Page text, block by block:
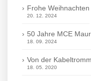
Frohe Weihnachten
20. 12. 2024
50 Jahre MCE
18. 09. 2024
Von der
18. 05. 2020